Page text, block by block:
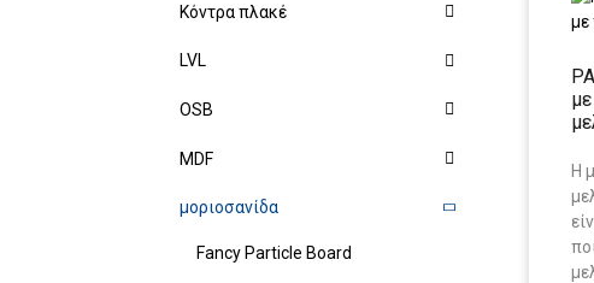
Κόντρα πλακέ
LVL
OSB
MDF
μοριοσανίδα
Fancy Particle Board
Η